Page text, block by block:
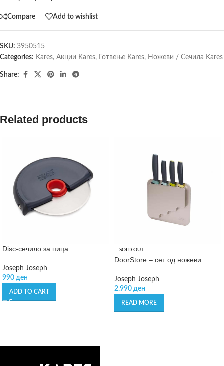
Compare Add to wishlist
SKU: 3950515
Categories: Kares, Акции Kares, Готвење Kares, Ножеви / Сечила Kares
Share:
Related products
Disc-сечило за пица
Joseph Joseph
990 ден
ADD TO CART
SOLD OUT
DoorStore – сет од ножеви
Joseph Joseph
2.990 ден
READ MORE